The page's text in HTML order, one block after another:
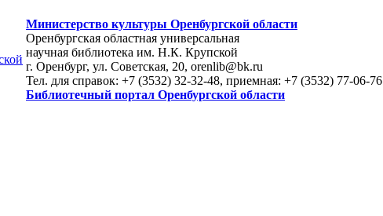
Министерство культуры Оренбургской области
Оренбургская областная универсальная
научная библиотека им. Н.К. Крупской
г. Оренбург, ул. Советская, 20, orenlib@bk.ru
Тел. для справок: +7 (3532) 32-32-48, приемная: +7 (3532) 77-06-76
Библиотечный портал Оренбургской области